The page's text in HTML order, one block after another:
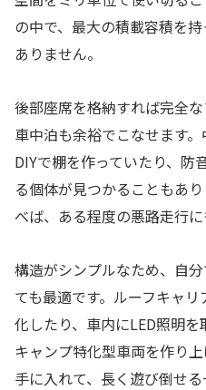
の中で、最大の積載容積を
ありません。
後部座席を格納すれば完全な
車中泊も余裕でこなせます
DIYで棚を作っていたり、防
る個体が見つかることもあ
べば、ある程度の悪路走行に
構造がシンプルなため、自
ても最適です。ルーフキャ
化したり、車内にLED照明
キャンプ特化型車両を作り
手に入れて、長く遊び倒せる